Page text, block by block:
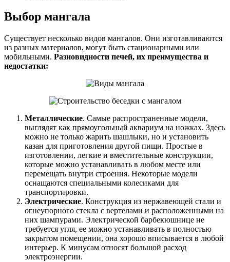
Выбор мангала
Существует несколько видов мангалов. Они изготавливаются
из разных материалов, могут быть стационарными или
мобильными. Разновидности печей, их преимущества и
недостатки:
Металлические. Самые распространенные модели,
выглядят как прямоугольный аквариум на ножках. Здесь
можно не только жарить шашлыки, но и установить
казан для приготовления другой пищи. Простые в
изготовлении, легкие и вместительные конструкции,
которые можно устанавливать в любом месте или
перемещать внутри строения. Некоторые модели
оснащаются специальными колесиками для
транспортировки.
Электрические. Конструкция из нержавеющей стали и
огнеупорного стекла с вертелами и расположенными на
них шампурами. Электрической барбекюшнице не
требуется угля, ее можно устанавливать в полностью
закрытом помещении, она хорошо вписывается в любой
интерьер. К минусам относят большой расход
электроэнергии.